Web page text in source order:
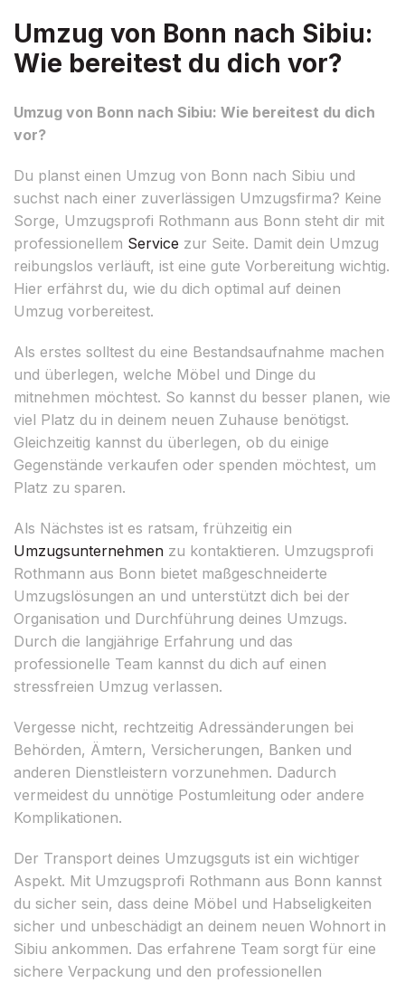
Umzug von Bonn nach Sibiu:
Wie bereitest du dich vor?
Umzug von Bonn nach Sibiu: Wie bereitest du dich
vor?
Du planst einen Umzug von Bonn nach Sibiu und
suchst nach einer zuverlässigen Umzugsfirma? Keine
Sorge, Umzugsprofi Rothmann aus Bonn steht dir mit
professionellem Service zur Seite. Damit dein Umzug
reibungslos verläuft, ist eine gute Vorbereitung wichtig.
Hier erfährst du, wie du dich optimal auf deinen
Umzug vorbereitest.
Als erstes solltest du eine Bestandsaufnahme machen
und überlegen, welche Möbel und Dinge du
mitnehmen möchtest. So kannst du besser planen, wie
viel Platz du in deinem neuen Zuhause benötigst.
Gleichzeitig kannst du überlegen, ob du einige
Gegenstände verkaufen oder spenden möchtest, um
Platz zu sparen.
Als Nächstes ist es ratsam, frühzeitig ein
Umzugsunternehmen zu kontaktieren. Umzugsprofi
Rothmann aus Bonn bietet maßgeschneiderte
Umzugslösungen an und unterstützt dich bei der
Organisation und Durchführung deines Umzugs.
Durch die langjährige Erfahrung und das
professionelle Team kannst du dich auf einen
stressfreien Umzug verlassen.
Vergesse nicht, rechtzeitig Adressänderungen bei
Behörden, Ämtern, Versicherungen, Banken und
anderen Dienstleistern vorzunehmen. Dadurch
vermeidest du unnötige Postumleitung oder andere
Komplikationen.
Der Transport deines Umzugsguts ist ein wichtiger
Aspekt. Mit Umzugsprofi Rothmann aus Bonn kannst
du sicher sein, dass deine Möbel und Habseligkeiten
sicher und unbeschädigt an deinem neuen Wohnort in
Sibiu ankommen. Das erfahrene Team sorgt für eine
sichere Verpackung und den professionellen